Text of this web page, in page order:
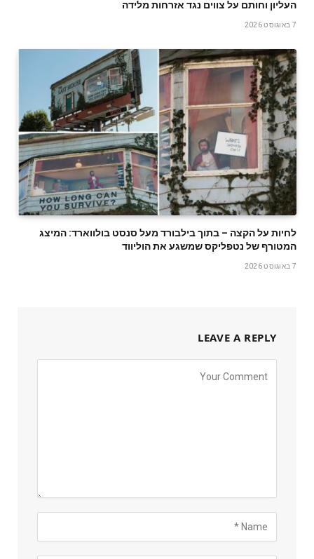
העליון וחותם על צווים נגד אזרחות מלידה
7 באוגוסט 2026
לחיות על הקצה – בתוך בילבורד מעל סנסט בולווארד: המיצג
המטורף של נטפליקס שמשגע את הוליווד
7 באוגוסט 2026
LEAVE A REPLY